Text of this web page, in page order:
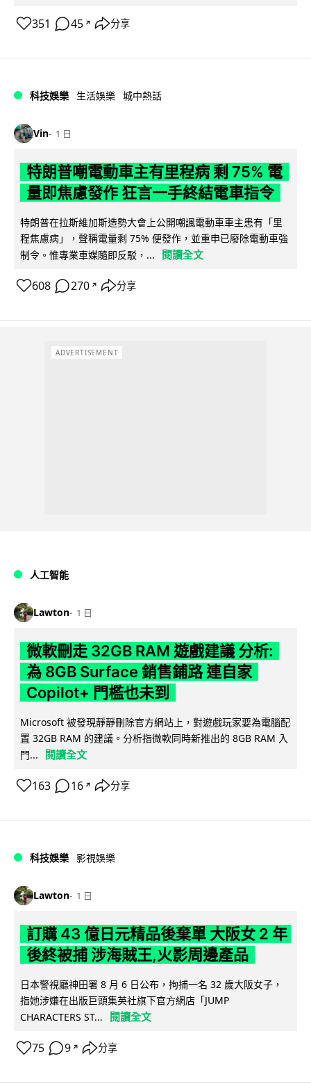
351 45 ↗ 分享
科技娛樂 生活娛樂 城中熱話
Vin 1 日
特朗普嘲電動車主有里程病 剩 75% 電
量即焦慮發作 狂言一手終結電車指令
特朗普在拉斯維加斯造勢大會上公開嘲諷電動車車主患有「里
程焦慮病」，聲稱電量剩 75% 便發作，並重申已廢除電動車強
制令。惟專業車媒隨即反駁，...
閱讀全文
608 270 ↗ 分享
ADVERTISEMENT
人工智能
Lawton 1 日
微軟刪走 32GB RAM 遊戲建議 分析:
為 8GB Surface 銷售鋪路 連自家
Copilot+ 門檻也未到
Microsoft 被發現靜靜刪除官方網站上，對遊戲玩家要為電腦配
置 32GB RAM 的建議。分析指微軟同時新推出的 8GB RAM 入
門...
閱讀全文
163 16 ↗ 分享
科技娛樂 影視娛樂
Lawton 1 日
訂購 43 億日元精品後棄單 大阪女 2 年
後終被捕 涉海賊王,火影周邊產品
日本警視廳神田署 8 月 6 日公布，拘捕一名 32 歲大阪女子，
指她涉嫌在出版巨頭集英社旗下官方網店「JUMP
CHARACTERS ST...
閱讀全文
75 9 ↗ 分享